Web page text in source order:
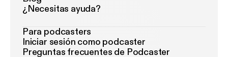
¿Necesitas ayuda?
Para podcasters
Iniciar sesión como podcaster
Preguntas frecuentes de Podcaster